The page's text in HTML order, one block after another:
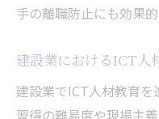
手の離職防止にも効果的
建設業におけるICT人
建設業でICT人材教育